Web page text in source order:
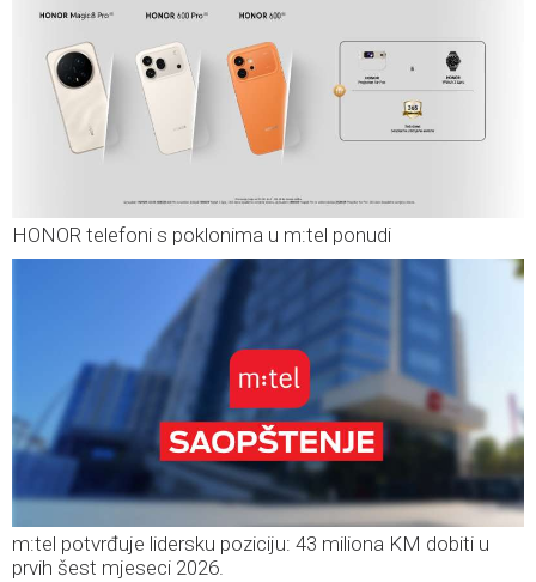
HONOR telefoni s poklonima u m:tel ponudi
m:tel potvrđuje lidersku poziciju: 43 miliona KM dobiti u
prvih šest mjeseci 2026.